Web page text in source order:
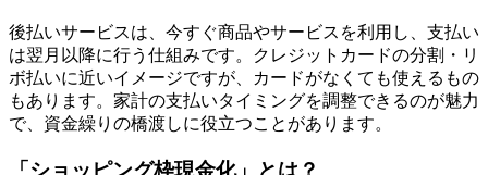
後払いサービスは、今すぐ商品やサービスを利用し、支払い
は翌月以降に行う仕組みです。クレジットカードの分割・リ
ボ払いに近いイメージですが、カードがなくても使えるもの
もあります。家計の支払いタイミングを調整できるのが魅力
で、資金繰りの橋渡しに役立つことがあります。
「ショッピング枠現金化」とは？